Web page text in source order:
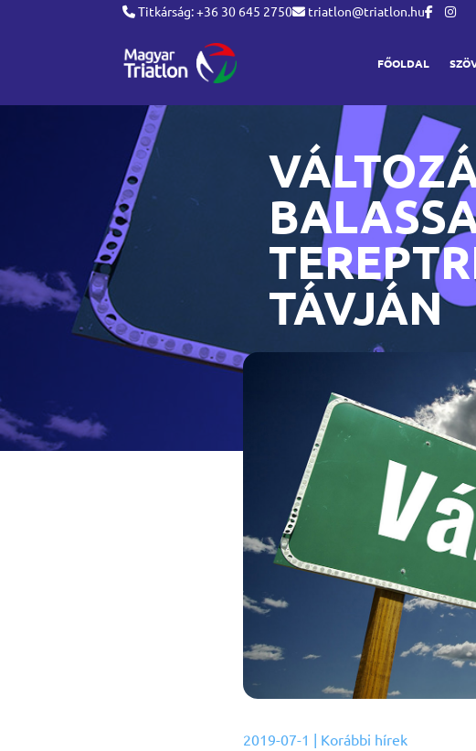
Titkárság: +36 30 645 2750 triatlon@triatlon.hu
FŐOLDAL
TÁVJÁN
2019-07-1 | Korábbi hírek